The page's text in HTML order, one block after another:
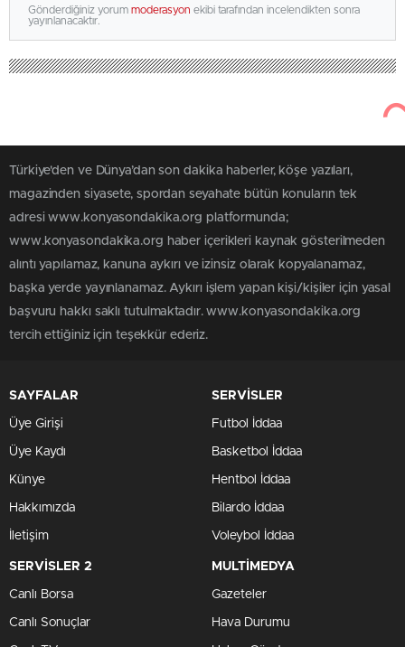
Gönderdiğiniz yorum moderasyon ekibi tarafından incelendikten sonra
yayınlanacaktır.
Türkiye'den ve Dünya’dan son dakika haberler, köşe yazıları,
magazinden siyasete, spordan seyahate bütün konuların tek
adresi www.konyasondakika.org platformunda;
www.konyasondakika.org haber içerikleri kaynak gösterilmeden
alıntı yapılamaz, kanuna aykırı ve izinsiz olarak kopyalanamaz,
başka yerde yayınlanamaz. Aykırı işlem yapan kişi/kişiler için yasal
başvuru hakkı saklı tutulmaktadır. www.konyasondakika.org
tercih ettiğiniz için teşekkür ederiz.
SAYFALAR
Üye Girişi
Üye Kaydı
Künye
Hakkımızda
İletişim
SERVİSLER
Futbol İddaa
Basketbol İddaa
Hentbol İddaa
Bilardo İddaa
Voleybol İddaa
SERVİSLER 2
Canlı Borsa
Canlı Sonuçlar
MULTİMEDYA
Gazeteler
Hava Durumu